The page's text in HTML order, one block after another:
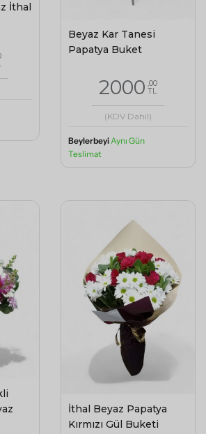
İthal
Beyaz Kar Tanesi
Papatya Buket
2000 ,00
TL
(KDV Dahil)
BeylerbeyiAynı Gün
Teslimat
İthal Beyaz Papatya
Kırmızı Gül Buketi